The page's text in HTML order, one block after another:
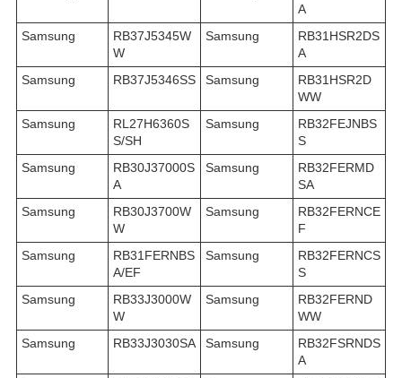
A
Samsung
RB37J5345W
W
Samsung
RB31HSR2DS
A
Samsung
RB37J5346SS Samsung
RB31HSR2D
WW
Samsung
RL27H6360S
S/SH
Samsung
RB32FEJNBS
S
Samsung
RB30J37000S
A
Samsung
RB32FERMD
SA
Samsung
RB30J3700W
W
Samsung
RB32FERNCE
F
Samsung
RB31FERNBS
A/EF
Samsung
RB32FERNCS
S
Samsung
RB33J3000W
W
Samsung
RB32FERND
WW
Samsung
RB33J3030SA Samsung
RB32FSRNDS
A